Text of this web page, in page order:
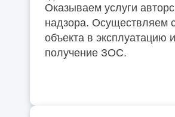
Оказываем услуги
надзора. Осуществляем
объекта в эксплуатацию и
получение ЗОС.